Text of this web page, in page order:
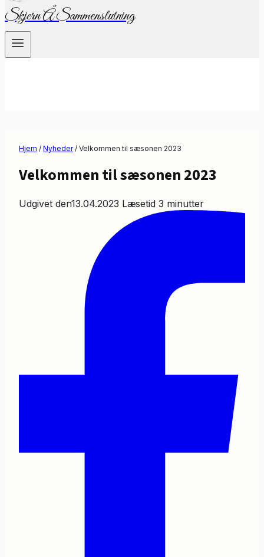
Skjern Å Sammenslutning
Hjem / Nyheder / Velkommen til sæsonen 2023
Velkommen til sæsonen 2023
Udgivet den13.04.2023 Læsetid 3 minutter